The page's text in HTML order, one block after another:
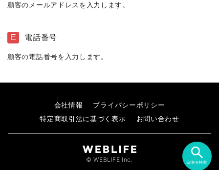
顧客のメールアドレスを入力します。
E 電話番号
顧客の電話番号を入力します。
会社情報
プライバシーポリシー
特定商取引法に基づく表示
お問い合わせ
© WEBLIFE Inc.